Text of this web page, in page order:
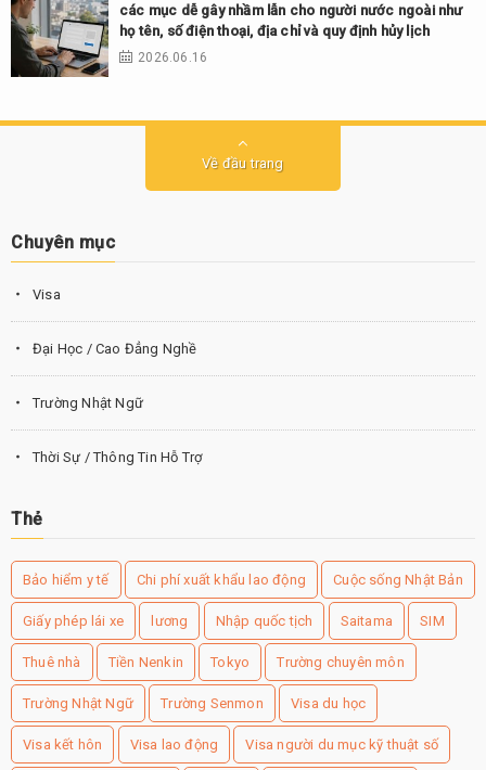
các mục dễ gây nhầm lẫn cho người nước ngoài như
họ tên, số điện thoại, địa chỉ và quy định hủy lịch
2026.06.16
Về đầu trang
Chuyên mục
Visa
Đại Học / Cao Đẳng Nghề
Trường Nhật Ngữ
Thời Sự / Thông Tin Hỗ Trợ
Thẻ
Bảo hiểm y tế Chi phí xuất khẩu lao động Cuộc sống Nhật Bản
Giấy phép lái xe lương Nhập quốc tịch Saitama SIM
Thuê nhà Tiền Nenkin Tokyo Trường chuyên môn
Trường Nhật Ngữ Trường Senmon Visa du học
Visa kết hôn Visa lao động Visa người du mục kỹ thuật số